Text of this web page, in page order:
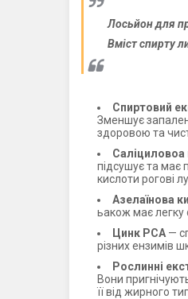
Лосьйон для
Вміст спирту
Спиртовий
Зменшує
здоровою та
Саліциловоа
підсушує та має
кислоти рогові
Азелаїнова
ьакож має легку
Цинк РСА —
різних ензимів
Рослинні
Вони
її від жирного